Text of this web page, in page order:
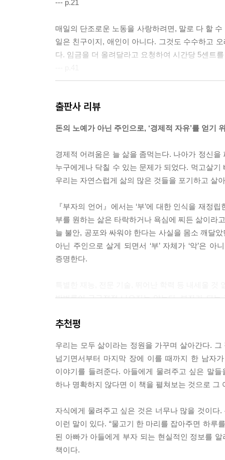
--- p.21
매일의 단조로운 노동을 사랑하려면, 말로 다 할
일은 친구이지, 애인이 아니다. 그것도 수수하고
다. 임금을 더 올려달라고 요청하여 시간당 5센트
속해나가곤 한다. 그것이 일의 관성의 법칙이다.
야. 거기에는 시간과 비전, 노동이 필요하고, 온갖
매달려야만 한단다.”
--- p.128
‘가장’ 원하는 것과 ‘지금’ 원하는 것을 기꺼이
선택하고, 좋은 계획을 세우고, 계획을 따르기 위
바란다면, 그 방법을 찾게 된다. 그렇지 않다면, 핑
에 간직하라.
--- p.199
매일 1달러를 저축하는 것은 보기에는 하찮아도
병 안에 넣었다. 그리고 이따금 그 콜라병에 든 돈
걸음이 내게 희망을 주었다는 것이다. “할 수 있는
버크는 말했다.
“부란 삶의 방식일지도 몰라. 올바른 일을 하는
관은 우리를 나아가게 하고, 결국 우리를 지배하지.”
--- p.329
출판사 리뷰
돈의 노예가 아닌 주인으로, ‘경제적 자유’를 얻기
경제적 어려움은 늘 삶을 좀먹는다. 나아가 정신
누구에게나 닥칠 수 있는 문제가 되었다. 먹고살
우리는 자연스럽게 삶의 많은 것들을 포기하고 살
『부자의 언어』에서는 ‘부’에 대한 인식을 재정
부를 원하는 삶은 타락하거나 욕심에 찌든 삶이라
늘 불안, 공포와 싸워야 한다는 사실을 몸소 깨달
아닌 주인으로 살게 되면서 ‘부’ 자체가 ‘악’은
증명한다.
방법론이 구구절절 나오지는 않는다. 부자가 되
원칙이라기보다 ‘삶의 원칙’에 가깝다.
물고기를 잡아주는 것이 아닌 ‘물고기 잡는 법’을
부를 추구하는 삶을 산 끝에 경제적 자유를 얻게
난관 중에서도 특히 경제적 난관이 가장 견디
하지만 세대가 다른 자녀에게 부모의 말은 자칫
등장하는 소설 형식을 선택한다. 대규모 포도 농
일깨우는 인물이다. 저자는 그를 통해 부를 일구
추천평
우리는 모두 삶이라는 정원을 가꾸며 살아간다.
넘기면서부터 마지막 장에 이를 때까지 한 남자
이야기를 들려준다. 아들에게 물려주고 싶은 말
하나 명확하지 않다면 이 책을 펼쳐보는 것으로 그
자식에게 물려주고 싶은 것은 너무나 많을 것이
이런 말이 있다. “물고기 한 마리를 잡아주면 하루
된 아빠가 아들에게 부자 되는 현실적인 정보를
책이다.